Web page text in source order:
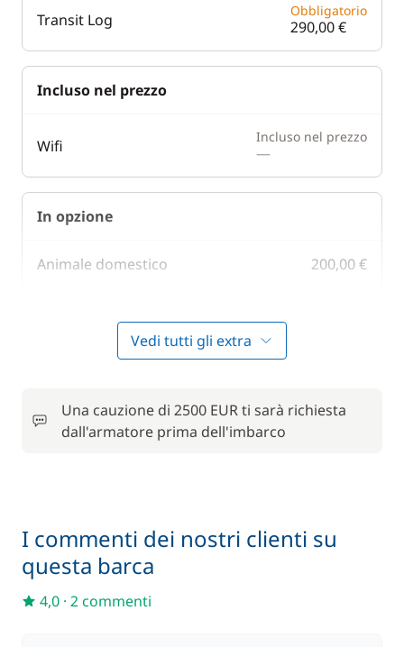
Transit Log Obbligatorio
290,00 €
Incluso nel prezzo
Wifi Incluso nel prezzo
—
In opzione
Animale domestico 200,00 €
Asciugamani
Hostess (pasti non inclusi) 180,00 €
Motore fuoribordo 110,00 €
Vedi tutti gli extra
Una cauzione di 2500 EUR ti sarà richiesta
dall'armatore prima dell'imbarco
I commenti dei nostri clienti su
questa barca
4,0 · 2 commenti